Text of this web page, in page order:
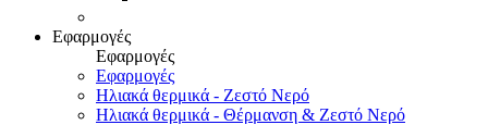
Εφαρμογές
Εφαρμογές
Εφαρμογές
Ηλιακά θερμικά - Ζεστό Νερό
Ηλιακά θερμικά - Θέρμανση & Ζεστό Νερό